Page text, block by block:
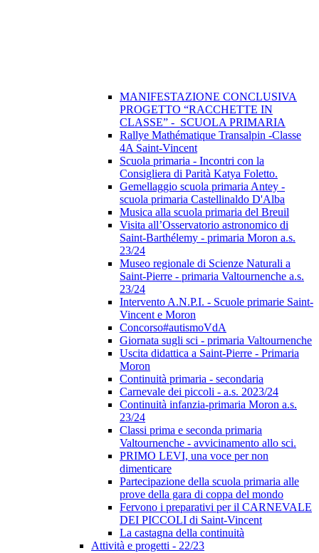
MANIFESTAZIONE CONCLUSIVA
PROGETTO “RACCHETTE IN
CLASSE” - SCUOLA PRIMARIA
Rallye Mathématique Transalpin -Classe
4A Saint-Vincent
Scuola primaria - Incontri con la
Consigliera di Parità Katya Foletto.
Gemellaggio scuola primaria Antey -
scuola primaria Castellinaldo D'Alba
Musica alla scuola primaria del Breuil
Visita all’Osservatorio astronomico di
Saint-Barthélemy - primaria Moron a.s.
23/24
Museo regionale di Scienze Naturali a
Saint-Pierre - primaria Valtournenche a.s.
23/24
Intervento A.N.P.I. - Scuole primarie Saint-
Vincent e Moron
Concorso#autismoVdA
Giornata sugli sci - primaria Valtournenche
Uscita didattica a Saint-Pierre - Primaria
Moron
Continuità primaria - secondaria
Carnevale dei piccoli - a.s. 2023/24
Continuità infanzia-primaria Moron a.s.
23/24
Classi prima e seconda primaria
Valtournenche - avvicinamento allo sci.
PRIMO LEVI, una voce per non
dimenticare
Partecipazione della scuola primaria alle
prove della gara di coppa del mondo
Fervono i preparativi per il CARNEVALE
DEI PICCOLI di Saint-Vincent
La castagna della continuità
Attività e progetti - 22/23